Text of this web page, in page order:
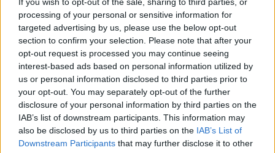
processing of your personal or sensitive information for
targeted advertising by us, please use the below opt-out
section to confirm your selection. Please note that after your
opt-out request is processed you may continue seeing
interest-based ads based on personal information utilized by
us or personal information disclosed to third parties prior to
your opt-out. You may separately opt-out of the further
disclosure of your personal information by third parties on the
IAB’s list of downstream participants. This information may
also be disclosed by us to third parties on the IAB’s List of
Downstream Participants that may further disclose it to other
A trolibuszgyár
_zahnrad• 2019. február 11.
TrolZa, azaz trolibuszgyár. A korábban Ziu néven
ismert szovjet gyár nem jutott az Ikarus sorsára,
Trolza néven ma is termel. A gyár történetéből
kiragadunk pár érdekességet, és megnézzük mit
csinálnak manapság.